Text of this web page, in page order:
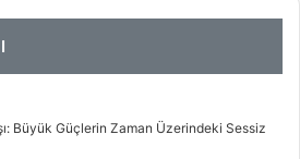
Büyük Güçlerin Zaman Üzerindeki Sessiz